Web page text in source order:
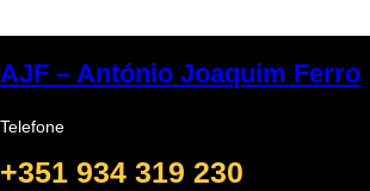
AJF – António Joaquim Ferro
Telefone
+351 934 319 230